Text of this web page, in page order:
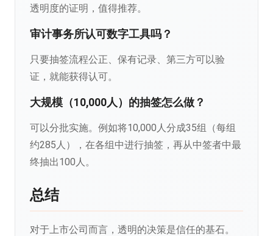
透明度的证明，值得推荐。
审计事务所认可数字工具吗？
只要抽签流程公正、保有记录、第三方可以验
证，就能获得认可。
大规模（10,000人）的抽签怎么做？
可以分批实施。例如将10,000人分成35组（每组
约285人），在各组中进行抽签，再从中签者中最
终抽出100人。
总结
对于上市公司而言，透明的决策是信任的基石。